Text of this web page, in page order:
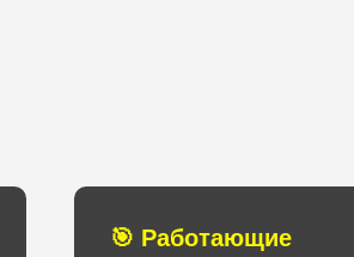
🎯 Работающие